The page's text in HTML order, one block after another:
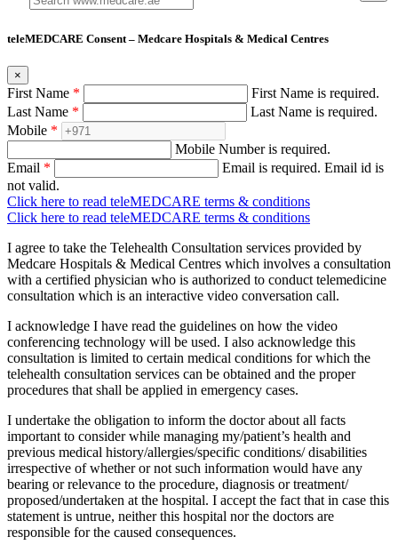
teleMEDCARE Consent – Medcare Hospitals & Medical Centres
×
First Name *
First Name is required.
Last Name *
Last Name is required.
Mobile *
Mobile Number is required.
Email * Email is required. Email id is
not valid.
Click here to read teleMEDCARE terms & conditions
Click here to read teleMEDCARE terms & conditions
I agree to take the Telehealth Consultation services provided by
Medcare Hospitals & Medical Centres which involves a consultation
with a certified physician who is authorized to conduct telemedicine
consultation which is an interactive video conversation call.
I acknowledge I have read the guidelines on how the video
conferencing technology will be used. I also acknowledge this
consultation is limited to certain medical conditions for which the
telehealth consultation services can be obtained and the proper
procedures that shall be applied in emergency cases.
I undertake the obligation to inform the doctor about all facts
important to consider while managing my/patient’s health and
previous medical history/allergies/specific conditions/ disabilities
irrespective of whether or not such information would have any
bearing or relevance to the procedure, diagnosis or treatment/
proposed/undertaken at the hospital. I accept the fact that in case this
statement is untrue, neither this hospital nor the doctors are
responsible for the caused consequences.